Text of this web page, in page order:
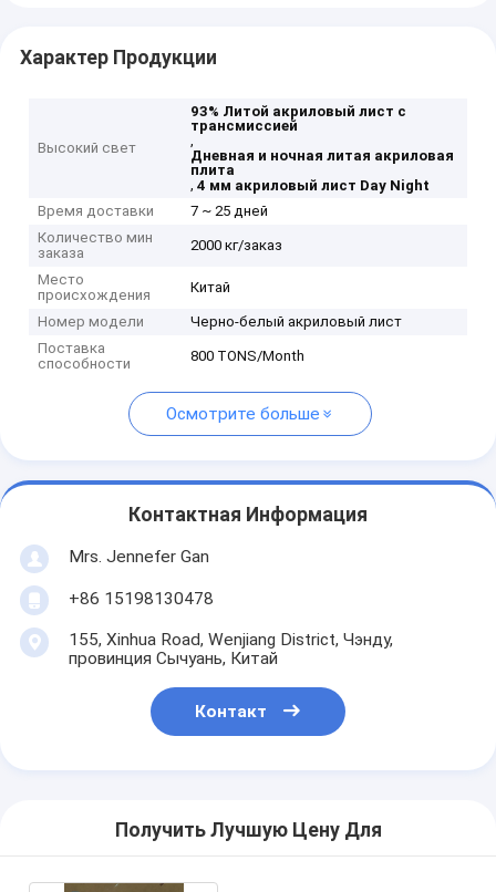
Характер Продукции
Высокий свет
93% Литой акриловый лист с
трансмиссией
,
Дневная и ночная литая акриловая
плита
,4 мм акриловый лист Day Night
Время доставки
7 ~ 25 дней
Количество мин
заказа
2000 кг/заказ
Место
происхождения
Китай
Номер модели
Черно-белый акриловый лист
Поставка
способности
800 TONS/Month
Осмотрите больше
Контактная Информация
Mrs. Jennefer Gan
+86 15198130478
155, Xinhua Road, Wenjiang District, Чэнду,
провинция Сычуань, Китай
Контакт
Получить Лучшую Цену Для